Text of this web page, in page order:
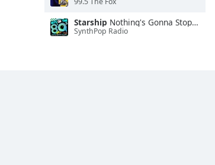
Starship Nothing's Gonna Stop Us Now
SynthPop Radio